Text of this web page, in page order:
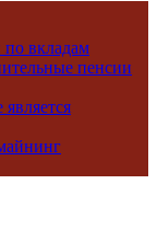
по вкладам
пенсии